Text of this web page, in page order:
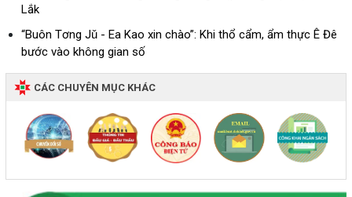
Lắk
“Buôn Tơng Jǔ - Ea Kao xin chào”: Khi thổ cẩm, ẩm thực Ê Đê
bước vào không gian số
CÁC CHUYÊN MỤC KHÁC